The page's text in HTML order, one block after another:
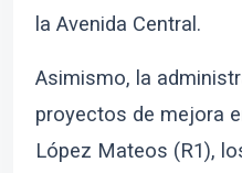
la Avenida Central.
Asimismo, la
proyectos de mejora
López Mateos (R1),